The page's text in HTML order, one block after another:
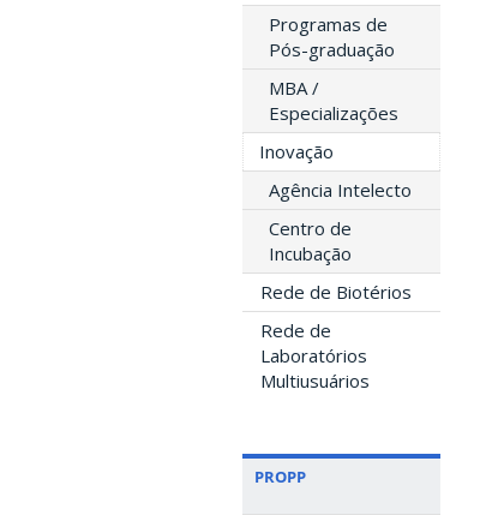
Programas de
Pós-graduação
MBA /
Especializações
Inovação
Agência Intelecto
Centro de
Incubação
Rede de Biotérios
Rede de
Laboratórios
Multiusuários
PROPP